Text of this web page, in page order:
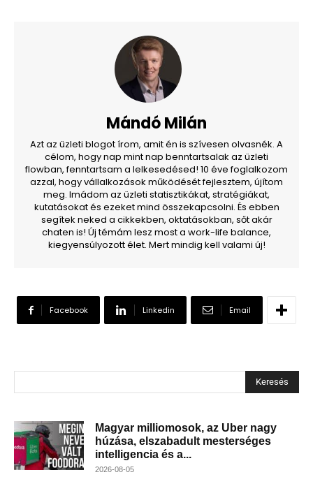
Mándó Milán
Azt az üzleti blogot írom, amit én is szívesen olvasnék. A
célom, hogy nap mint nap benntartsalak az üzleti
flowban, fenntartsam a lelkesedésed! 10 éve foglalkozom
azzal, hogy vállalkozások működését fejlesztem, újítom
meg. Imádom az üzleti statisztikákat, stratégiákat,
kutatásokat és ezeket mind összekapcsolni. És ebben
segítek neked a cikkekben, oktatásokban, sőt akár
chaten is! Új témám lesz most a work-life balance,
kiegyensúlyozott élet. Mert mindig kell valami új!
Facebook Linkedin Email
Keresés
Magyar milliomosok, az Uber nagy
húzása, elszabadult mesterséges
intelligencia és a...
2026-08-05